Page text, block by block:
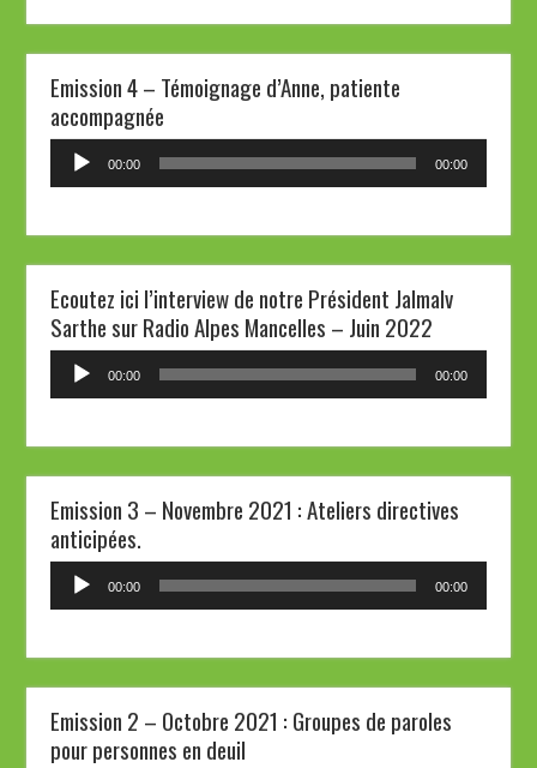
Emission 4 – Témoignage d’Anne, patiente
accompagnée
Lecteur
00:00 00:00
Ecoutez ici l’interview de notre Président Jalmalv
Sarthe sur Radio Alpes Mancelles – Juin 2022
Lecteur
00:00 00:00
Emission 3 – Novembre 2021 : Ateliers directives
anticipées.
Lecteur
00:00 00:00
Emission 2 – Octobre 2021 : Groupes de paroles
pour personnes en deuil